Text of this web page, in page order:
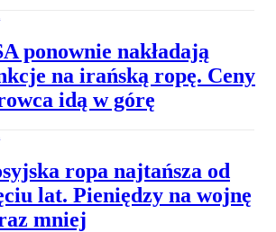
ponownie nakładają
na irańską ropę. Ceny
idą w górę
ropa najtańsza od
lat. Pieniędzy na wojnę
mniej